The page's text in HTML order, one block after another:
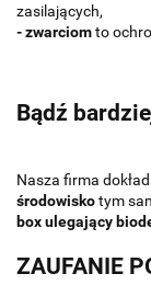
zasilających,
- zwarciomto
Bądź
Nasza firma
środowiskotym
box ulegający
ZAUFANIE